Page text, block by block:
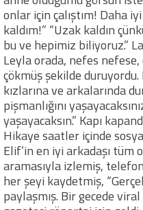
onlar için çalıştım! Daha
kaldım!” “Uzak kaldın
bu ve hepimiz biliyoruz.”
Leyla orada, nefes
çökmüş şekilde
kızlarına ve arkalarında
pişmanlığını
yaşayacaksın.” Kapı
Hikaye saatler içinde
Elif’in en iyi arkadaşı tüm
aramasıyla izlemiş,
her şeyi kaydetmiş,
paylaşmış. Bir gecede